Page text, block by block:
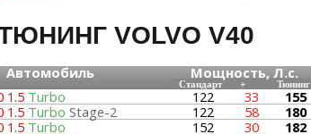
VOLVO V40
Автомобиль Мощность, Л.с.
Стандарт + Тюнинг
1.5 Turbo 122 33 155
1.5 Turbo Stage-2 122 58 180
1.5 Turbo 152 30 182